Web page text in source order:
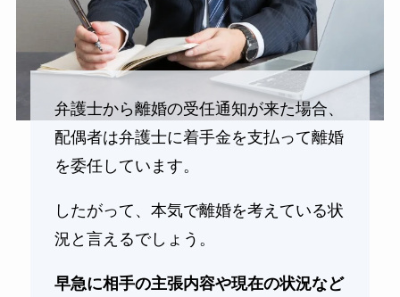
弁護士から離婚の受任通知が来た場合、
配偶者は弁護士に着手金を支払って離婚
を委任しています。
したがって、本気で離婚を考えている状
況と言えるでしょう。
早急に相手の主張内容や現在の状況など